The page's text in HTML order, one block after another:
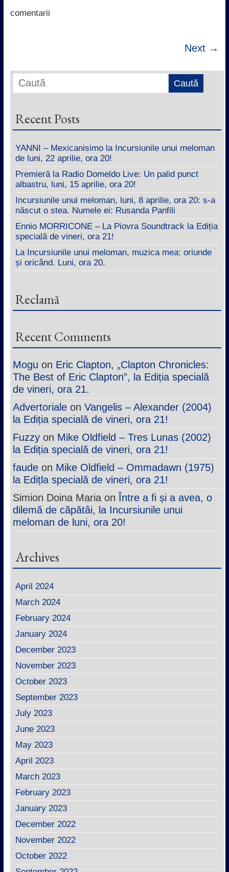
k
p
comentarii
Next →
Recent Posts
YANNI – Mexicanisimo la Incursiunile unui meloman
de luni, 22 aprilie, ora 20!
Premieră la Radio Domeldo Live: Un palid punct
albastru, luni, 15 aprilie, ora 20!
Incursiunile unui meloman, luni, 8 aprilie, ora 20: s-a
născut o stea. Numele ei: Rusanda Panfili
Ennio MORRICONE – La Piovra Soundtrack la Ediția
specială de vineri, ora 21!
La Incursiunile unui meloman, muzica mea: oriunde
și oricând. Luni, ora 20.
Reclamă
Recent Comments
Mogu on Eric Clapton, „Clapton Chronicles:
The Best of Eric Clapton”, la Ediția specială
de vineri, ora 21.
Advertorialeon Vangelis – Alexander (2004)
la Ediția specială de vineri, ora 21!
Fuzzyon Mike Oldfield – Tres Lunas (2002)
la Ediția specială de vineri, ora 21!
faudeon Mike Oldfield – Ommadawn (1975)
la Edițla specială de vineri, ora 21!
Simion Doina MariaonÎntre a fi și a avea, o
dilemă de căpătâi, la Incursiunile unui
meloman de luni, ora 20!
Archives
April 2024
March 2024
February 2024
January 2024
December 2023
November 2023
October 2023
September 2023
July 2023
June 2023
May 2023
April 2023
March 2023
February 2023
January 2023
December 2022
November 2022
October 2022